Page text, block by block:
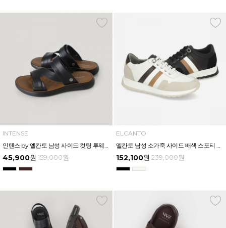
INTENSE
인텐스 by 엘칸토 남성 사이드 컷팅 투웨이 샌들 2.5cm LCMW49I626
45,900원 159,000원
ELCANTO
엘칸토 남성 소가죽 사이드 배색 스포티 스니커즈 3.5cm LCMS34U613
152,100원 239,000원